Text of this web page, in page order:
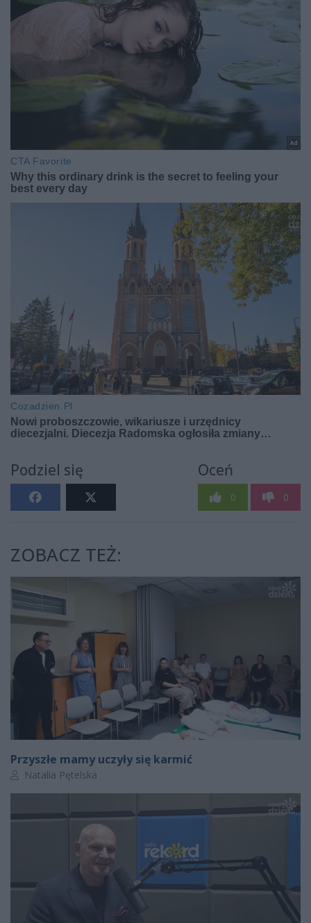
Podziel się Oceń
0 0
ZOBACZ TEŻ:
Przyszłe mamy uczyły się karmić
Autor artykułu:
Natalia Pętelska